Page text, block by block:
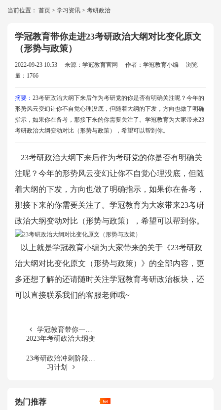
当前位置： 首页 > 学习资讯 > 考研政治
学冠教育带你走进23考研政治大纲对比变化原文
（形势与政策）
2022-09-23 10:53 来源：学冠教育官网 作者：学冠教育小编
浏览
量：1766
摘要： 23考研政治大纲下来后作为考研党的你是否有明确关注呢？今年的
形势风云变幻让你不自觉心理没底，但随着大纲的下发，方向也做了明确
指示，如果你在备考，那接下来的你需要关注了。学冠教育为大家带来23
考研政治大纲变动对比（形势与政策），希望可以帮到你。
23考研政治大纲下来后作为考研党的你是否有明确关
注呢？今年的形势风云变幻让你不自觉心理没底，但随
着大纲的下发，方向也做了明确指示，如果你在备考，
那接下来的你需要关注了。学冠教育为大家带来23考研
政治大纲变动对比（形势与政策），希望可以帮到你。
以上就是学冠教育小编为大家带来的关于《23考研政
治大纲对比变化原文（形势与政策） 》的全部内容，更
多还想了解的还请随时关注学冠教育考研政治板块，还
可以直接联系我们的客服老师哦~
学冠教育带你一览
2023年考研政治大纲变
23考研政治冲刺阶段复
习计划
热门推荐